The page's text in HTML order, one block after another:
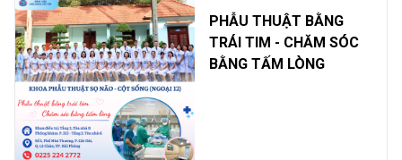
PHẪU THUẬT BẰNG
TRÁI TIM - CHĂM SÓC
BẰNG TẤM LÒNG